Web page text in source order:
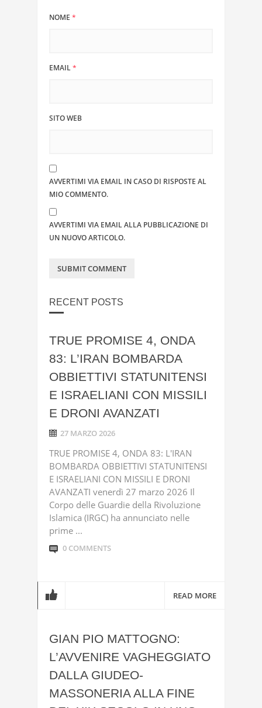
NOME *
EMAIL*
SITO WEB
AVVERTIMI VIA EMAIL IN CASO DI RISPOSTE AL
MIO COMMENTO.
AVVERTIMI VIA EMAIL ALLA PUBBLICAZIONE DI
UN NUOVO ARTICOLO.
RECENT POSTS
TRUE PROMISE 4, ONDA
83: L’IRAN BOMBARDA
OBBIETTIVI STATUNITENSI
E ISRAELIANI CON MISSILI
E DRONI AVANZATI
27 MARZO 2026
TRUE PROMISE 4, ONDA 83: L'IRAN
BOMBARDA OBBIETTIVI STATUNITENSI
E ISRAELIANI CON MISSILI E DRONI
AVANZATI venerdì 27 marzo 2026 Il
Corpo delle Guardie della Rivoluzione
Islamica (IRGC) ha annunciato nelle
prime ...
0 COMMENTS
READ MORE
GIAN PIO MATTOGNO:
L’AVVENIRE VAGHEGGIATO
DALLA GIUDEO-
MASSONERIA ALLA FINE